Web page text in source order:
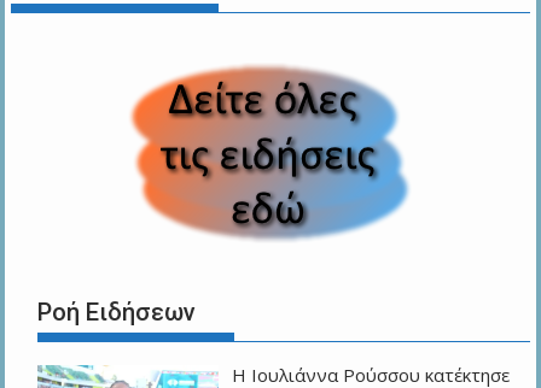
Ροή Ειδήσεων
Η Ιουλιάννα Ρούσσου κατέκτησε